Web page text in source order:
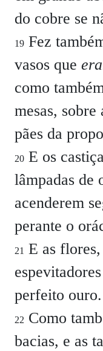
do cobre se
19 Fez
vasos que
como
mesas, sobre
pães da
20 E os
lâmpadas de
acenderem
perante o
21 E as
espevitadores
perfeito ouro.
22 Como
bacias, e as